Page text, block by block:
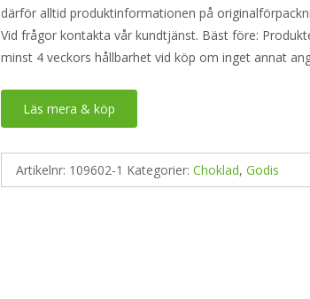
därför alltid produktinformationen på
Vid frågor kontakta vår kundtjänst. Bäst före:
minst 4 veckors hållbarhet vid köp om inget annat
Läs mera & köp
Artikelnr: 109602-1 Kategorier:Choklad,Godis